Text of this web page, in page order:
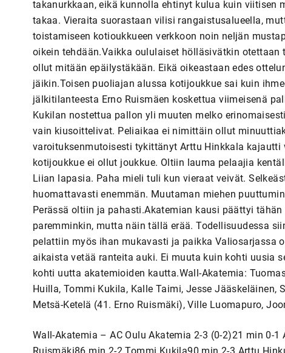
takanurkkaan, eikä kunnolla ehtinyt kulua kuin
takaa. Vieraita suorastaan vilisi rangaistusalueella,
toistamiseen kotioukkueen verkkoon noin neljän
oikein tehdään.Vaikka oululaiset hölläsivätkin
ollut mitään epäilystäkään. Eikä oikeastaan edes
jäikin.Toisen puoliajan alussa kotijoukkue sai kuin
jälkitilanteesta Erno Ruismäen koskettua viimeisenä
Kukilan nostettua pallon yli muuten melko
vain kiusoittelivat. Peliaikaa ei nimittäin ollut
varoituksenmutoisesti tykittänyt Arttu Hinkkala
kotijoukkue ei ollut joukkue. Oltiin lauma pelaajia
Liian lapasia. Paha mieli tuli kun vieraat veivät.
huomattavasti enemmän. Muutaman miehen
Perässä oltiin ja pahasti.Akatemian kausi päättyi
paremminkin, mutta näin tällä erää. Todellisuudessa
pelattiin myös ihan mukavasti ja paikka Valiosarjassa
aikaista vetää ranteita auki. Ei muuta kuin kohti uusia
kohti uutta akatemioiden kautta.Wall-Akatemia:
Huilla, Tommi Kukila, Kalle Taimi, Jesse Jääskeläinen,
Metsä-Ketelä (41. Erno Ruismäki), Ville Luomapuro,
Wall-Akatemia – AC Oulu Akatemia 2-3 (0-2)21 min 0-